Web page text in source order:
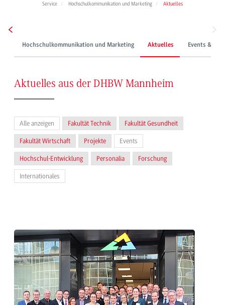
Service Hochschulkommunikation und Marketing Aktuelles
Hochschulkommunikation und Marketing Aktuelles Events &
Aktuelles aus der DHBW Mannheim
Alle anzeigen Fakultät Technik Fakultät Gesundheit
Fakultät Wirtschaft Projekte Events
Hochschul-Entwicklung Personalia Forschung
Internationales